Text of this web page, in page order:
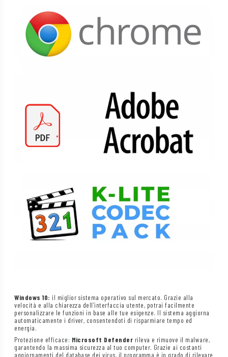
Windows 10: il miglior sistema operativo sul mercato. Grazie alla
velocità e alla chiarezza dell’interfaccia utente, potrai facilmente
personalizzare le funzioni in base alle tue esigenze. Il sistema aggiorna
automaticamente i driver, consentendoti di risparmiare tempo ed
energia.
Protezione efficace: Microsoft Defender rileva e rimuove il malware,
garantendo la massima sicurezza al tuo computer. Grazie ai costanti
aggiornamenti del database dei virus, il programma è in grado di rilevare